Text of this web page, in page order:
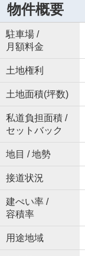
物件概要
駐車場 /
月額料金
土地権利
土地面積(坪数)
私道負担面積 /
セットバック
地目 / 地勢
接道状況
建ぺい率 /
容積率
用途地域